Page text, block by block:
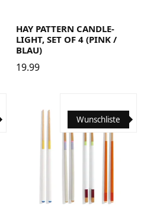
HAY PATTERN CANDLE-
LIGHT, SET OF 4 (PINK /
BLAU)
19.99
Wunschliste